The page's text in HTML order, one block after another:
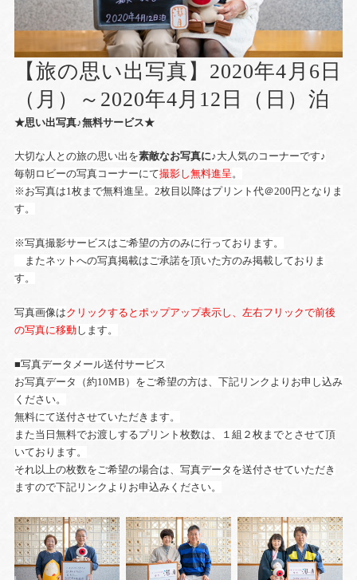
【旅の思い出写真】2020年4月6日
（月）～2020年4月12日（日）泊
★思い出写真♪無料サービス★
大切な人との旅の思い出を素敵なお写真に♪大人気のコーナーです♪
毎朝ロビーの写真コーナーにて撮影し無料進呈 。
※お写真は1枚まで無料進呈。2枚目以降はプリント代＠200円となりま
す。
※写真撮影サービスはご希望の方のみに行っております。
またネットへの写真掲載はご承諾を頂いた方のみ掲載しておりま
す。
写真画像はクリックするとポップアップ表示し、左右フリックで前後
の写真に移動します。
■写真データメール送付サービス
お写真データ（約10MB）をご希望の方は、下記リンクよりお申し込み
ください。
無料にて送付させていただきます。
また当日無料でお渡しするプリント枚数は、１組２枚までとさせて頂
いております。
それ以上の枚数をご希望の場合は、写真データを送付させていただき
ますので下記リンクよりお申込みください。